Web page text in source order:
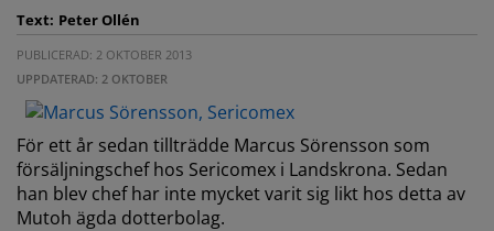
Text: Peter Ollén
PUBLICERAD: 2 OKTOBER 2013
UPPDATERAD: 2 OKTOBER
För ett år sedan tillträdde Marcus Sörensson som
försäljningschef hos Sericomex i Landskrona. Sedan
han blev chef har inte mycket varit sig likt hos detta av
Mutoh ägda dotterbolag.